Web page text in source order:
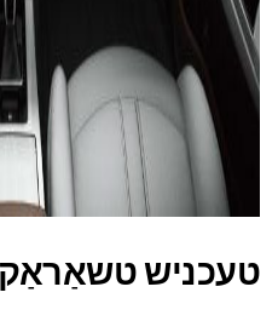
טעכניש